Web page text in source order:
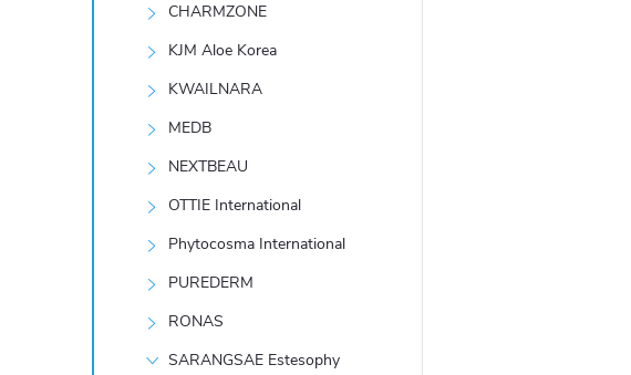
CHARMZONE
KJM Aloe Korea
KWAILNARA
MEDB
NEXTBEAU
OTTIE International
Phytocosma International
PUREDERM
RONAS
SARANGSAE Estesophy